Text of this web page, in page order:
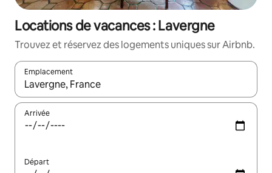
Locations de vacances : Lavergne
Trouvez et réservez des logements uniques sur Airbnb.
Emplacement
Quand les résultats sont affichés, parcourez-les en utilisant
Arrivée
Départ